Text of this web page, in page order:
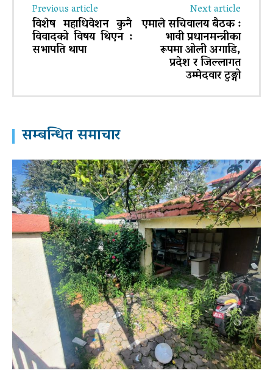
Previous article
विशेष महाधिवेशन कुनै
विवादको विषय थिएन :
सभापति थापा
Next article
एमाले सचिवालय बैठक :
भावी प्रधानमन्त्रीका
रूपमा ओली अगाडि,
प्रदेश र जिल्लागत
उम्मेदवार टुङ्गो
सम्बन्धित समाचार